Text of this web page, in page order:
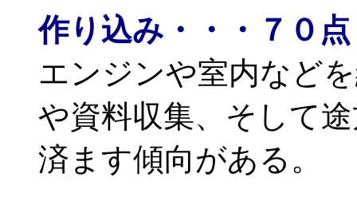
作り込み・・・７０点
エンジンや室内など
や資料収集、そして
済ます傾向がある。